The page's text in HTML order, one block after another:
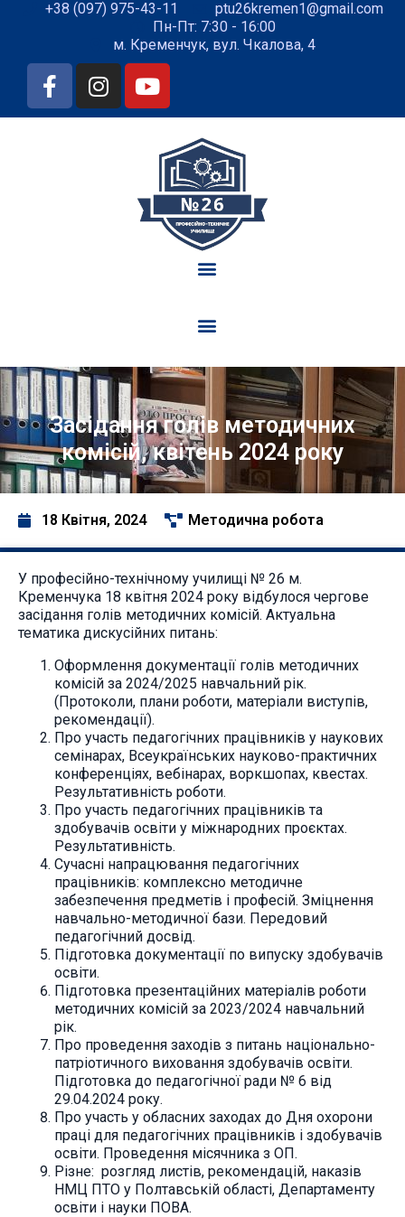
+38 (097) 975-43-11
ptu26kremen1@gmail.com
Пн-Пт: 7:30 - 16:00
м. Кременчук, вул. Чкалова, 4
Засідання голів методичних
комісій, квітень 2024 року
18 Квітня, 2024 Методична робота
У професійно-технічному училищі № 26 м.
Кременчука 18 квітня 2024 року відбулося чергове
засідання голів методичних комісій. Актуальна
тематика дискусійних питань:
Оформлення документації голів методичних
комісій за 2024/2025 навчальний рік.
(Протоколи, плани роботи, матеріали виступів,
рекомендації).
Про участь педагогічних працівників у наукових
семінарах, Всеукраїнських науково-практичних
конференціях, вебінарах, воркшопах, квестах.
Результативність роботи.
Про участь педагогічних працівників та
здобувачів освіти у міжнародних проєктах.
Результативність.
Сучасні напрацювання педагогічних
працівників: комплексно методичне
забезпечення предметів і професій. Зміцнення
навчально-методичної бази. Передовий
педагогічний досвід.
Підготовка документації по випуску здобувачів
освіти.
Підготовка презентаційних матеріалів роботи
методичних комісій за 2023/2024 навчальний
рік.
Про проведення заходів з питань національно-
патріотичного виховання здобувачів освіти.
Підготовка до педагогічної ради № 6 від
29.04.2024 року.
Про участь у обласних заходах до Дня охорони
праці для педагогічних працівників і здобувачів
освіти. Проведення місячника з ОП.
Різне: розгляд листів, рекомендацій, наказів
НМЦ ПТО у Полтавській області, Департаменту
освіти і науки ПОВА.